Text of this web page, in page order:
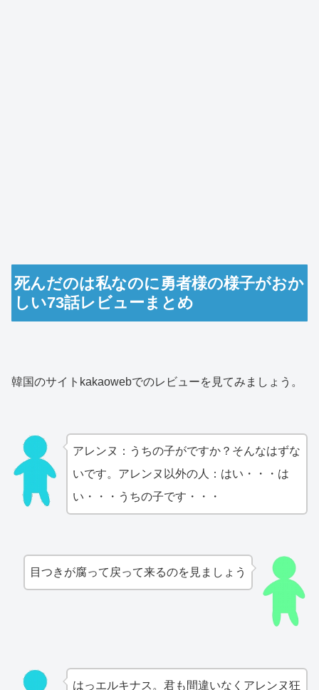
死んだのは私なのに勇者様の様子がおか
しい73話レビューまとめ
韓国のサイトkakaowebでのレビューを見てみましょう。
アレンヌ：うちの子がですか？そんなはずな
いです。アレンヌ以外の人：はい・・・は
い・・・うちの子です・・・
目つきが腐って戻って来るのを見ましょう
はっエルキナス。君も間違いなくアレンヌ狂